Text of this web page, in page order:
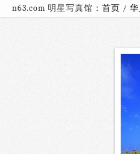
n63.com 明星写真馆： 首页 /